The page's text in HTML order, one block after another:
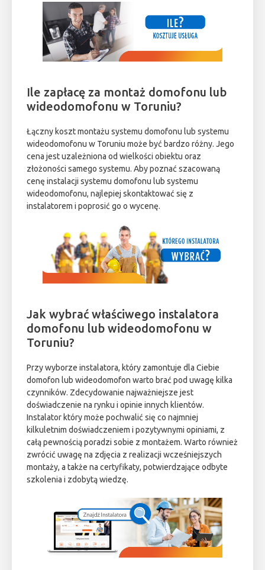
Ile zapłacę za montaż domofonu lub
wideodomofonu w Toruniu?
Łączny koszt montażu systemu domofonu lub systemu
wideodomofonu w Toruniu może być bardzo różny. Jego
cena jest uzależniona od wielkości obiektu oraz
złożoności samego systemu. Aby poznać szacowaną
cenę instalacji systemu domofonu lub systemu
wideodomofonu, najlepiej skontaktować się z
instalatorem i poprosić go o wycenę.
Jak wybrać właściwego instalatora
domofonu lub wideodomofonu w
Toruniu?
Przy wyborze instalatora, który zamontuje dla Ciebie
domofon lub wideodomofon warto brać pod uwagę kilka
czynników. Zdecydowanie najważniejsze jest
doświadczenie na rynku i opinie innych klientów.
Instalator który może pochwalić się co najmniej
kilkuletnim doświadczeniem i pozytywnymi opiniami, z
całą pewnością poradzi sobie z montażem. Warto również
zwrócić uwagę na zdjęcia z realizacji wcześniejszych
montaży, a także na certyfikaty, potwierdzające odbyte
szkolenia i zdobytą wiedzę.